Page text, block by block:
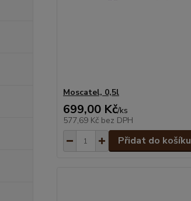
Moscatel, 0,5l
699,00 Kč/ks
577,69 Kč bez DPH
Přidat do košíku